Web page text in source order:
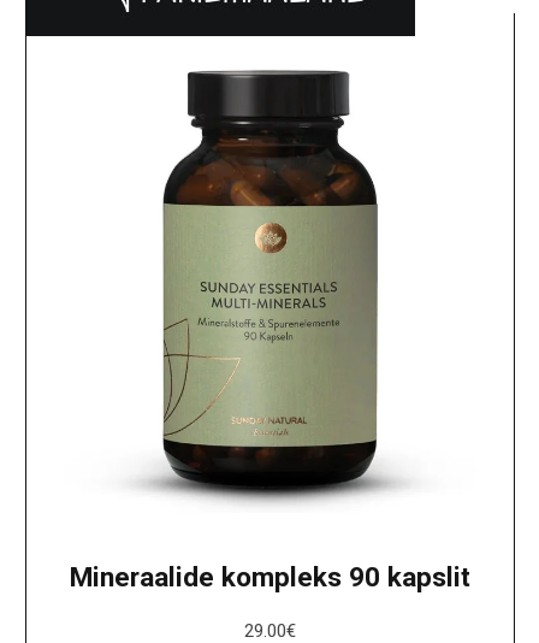
Mineraalide kompleks 90 kapslit
29.00€